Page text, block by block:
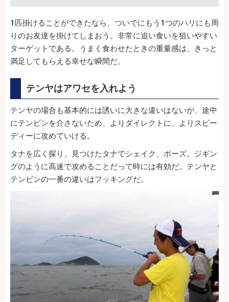
1匹掛けることができたなら、ついでにもう1つのハリにも周
りのお友達を掛けてしまおう。非常に追い食いを狙いやすい
ターゲットである。うまく食わせたときの重量感は、きっと
満足してもらえる幸せな瞬間だ。
テンヤはアワセを入れよう
テンヤの場合も基本的には誘いに大きな違いはないが、途中
にテンビンを介さないため、よりダイレクトに、よりスピー
ディーに攻めていける。
タナを広く探り、見つけたタナでシェイク、ポーズ。ジギン
グのように高速で攻めることだって時には有効だ。テンヤと
テンビンの一番の違いはフッキングだ。